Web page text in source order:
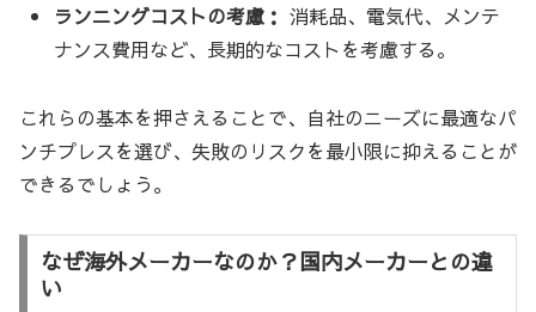
ランニングコストの考慮： 消耗品、電気代、メンテ
ナンス費用など、長期的なコストを考慮する。
これらの基本を押さえることで、自社のニーズに最適なパ
ンチプレスを選び、失敗のリスクを最小限に抑えることが
できるでしょう。
なぜ海外メーカーなのか？国内メーカーとの違
い